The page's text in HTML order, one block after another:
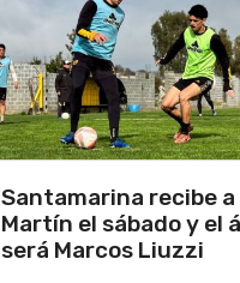
Los Pumas se
enfrentar a Sudáfrica